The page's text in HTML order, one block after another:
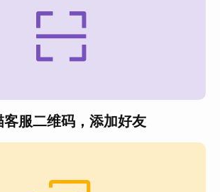
客服二维码，添加好友